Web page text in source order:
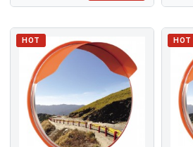
HOT HOT